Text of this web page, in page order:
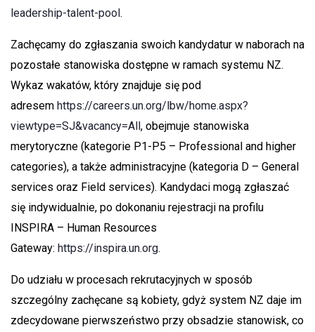
leadership-talent-pool.
Zachęcamy do zgłaszania swoich kandydatur w naborach na
pozostałe stanowiska dostępne w ramach systemu NZ.
Wykaz wakatów, który znajduje się pod
adresem https://careers.un.org/lbw/home.aspx?
viewtype=SJ&vacancy=All, obejmuje stanowiska
merytoryczne (kategorie P1-P5 – Professional and higher
categories), a także administracyjne (kategoria D – General
services oraz Field services). Kandydaci mogą zgłaszać
się indywidualnie, po dokonaniu rejestracji na profilu
INSPIRA – Human Resources
Gateway: https://inspira.un.org.
Do udziału w procesach rekrutacyjnych w sposób
szczególny zachęcane są kobiety, gdyż system NZ daje im
zdecydowane pierwszeństwo przy obsadzie stanowisk, co